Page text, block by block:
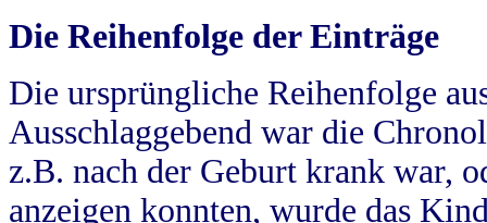
Die Reihenfolge der Einträge
Die ursprüngliche Reihenfolge
Ausschlaggebend war die
z.B. nach der Geburt krank war,
anzeigen konnten, wurde das